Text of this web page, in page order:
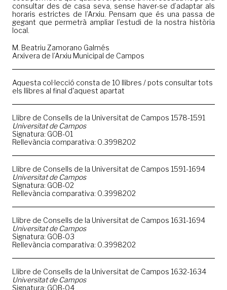
consultar des de casa seva, sense haver-se d’adaptar als
horaris estrictes de l’Arxiu. Pensam que és una passa de
gegant que permetrà ampliar l’estudi de la nostra història
local.
M. Beatriu Zamorano Galmés
Arxivera de l’Arxiu Municipal de Campos
Aquesta col·lecció consta de 10 llibres / pots consultar tots
els llibres al final d'aquest apartat
Llibre de Consells de la Universitat de Campos 1578-1591
Universitat de Campos
Signatura: GOB-01
Rellevància comparativa: 0.3998202
Llibre de Consells de la Universitat de Campos 1591-1694
Universitat de Campos
Signatura: GOB-02
Rellevància comparativa: 0.3998202
Llibre de Consells de la Universitat de Campos 1631-1694
Universitat de Campos
Signatura: GOB-03
Rellevància comparativa: 0.3998202
Llibre de Consells de la Universitat de Campos 1632-1634
Universitat de Campos
Signatura: GOB-04